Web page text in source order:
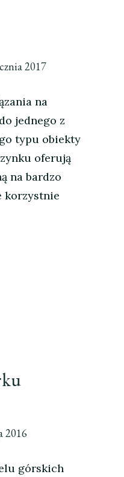
2017
na
jednego z
typu obiekty
oferują
na bardzo
korzystnie
2016
górskich